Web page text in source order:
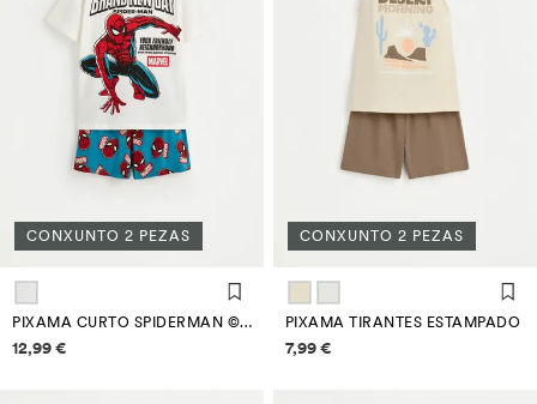
CONXUNTO 2 PEZAS
PIXAMA CURTO SPIDERMAN ©MARVEL
Información de prezos
12,99 €
CONXUNTO 2 PEZAS
PIXAMA TIRANTES ESTAMPADO
Información de prezos
7,99 €